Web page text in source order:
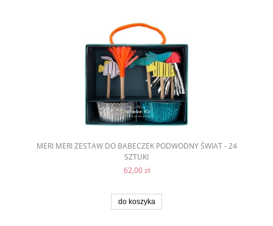
MERI MERI ZESTAW DO BABECZEK PODWODNY ŚWIAT - 24
SZTUKI
62,00 zł
do koszyka